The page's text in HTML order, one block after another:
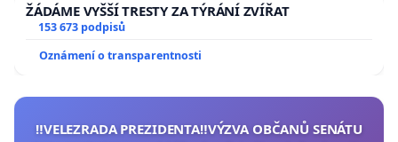
ŽÁDÁME VYŠŠÍ TRESTY ZA TÝRÁNÍ ZVÍŘAT
153 673 podpisů
Oznámení o transparentnosti
‼️VELEZRADA PREZIDENTA‼️VÝZVA OBČANŮ SENÁTU